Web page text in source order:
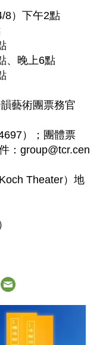
8）下午2點
、晚上6點
藝術團票務官
）；團體票
： group@tcr.cen
Theater）地